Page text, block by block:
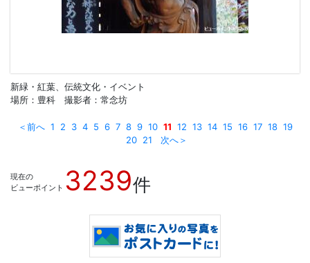
新緑・紅葉、伝統文化・イベント
場所：豊科 撮影者：常念坊
＜前へ 1 2 3 4 5 6 7 8 9 10 11 12 13 14 15 16 17 18 19
20 21 次へ＞
現在の
ビューポイント 3239件